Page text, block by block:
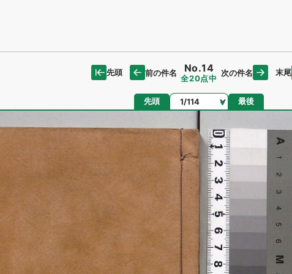
先頭 前の件名 No.14
全20点中
次の件名 末尾
先頭 ページ 最後